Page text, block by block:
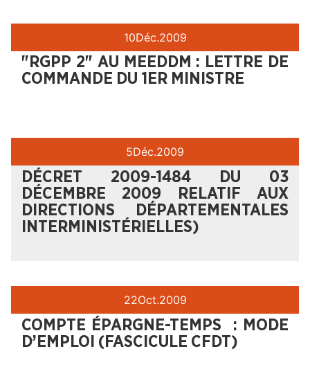
10Déc.2009
"RGPP 2" AU MEEDDM : LETTRE DE
COMMANDE DU 1ER MINISTRE
5Déc.2009
DÉCRET 2009-1484 DU 03
DÉCEMBRE 2009 RELATIF AUX
DIRECTIONS DÉPARTEMENTALES
INTERMINISTÉRIELLES)
22Oct.2009
COMPTE ÉPARGNE-TEMPS : MODE
D’EMPLOI (FASCICULE CFDT)